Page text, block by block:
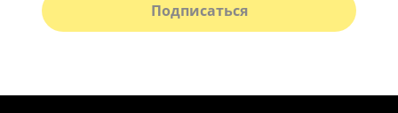
Подписаться